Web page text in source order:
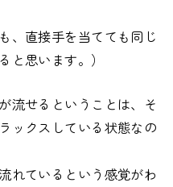
、直接手を当てても同じ
と思います。）
流せるということは、そ
ックスしている状態なの
れているという感覚がわ